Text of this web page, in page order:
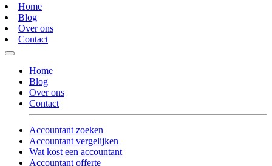
Home
Blog
Over ons
Contact
Home
Blog
Over ons
Contact
Accountant zoeken
Accountant vergelijken
Wat kost een accountant
Accountant offerte